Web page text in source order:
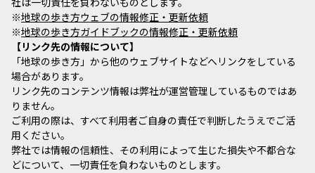
※地球の歩き方ウェブの情報修正・更新依頼
※地球の歩き方ガイドブックの情報修正・更新依頼
リンク先の情報について
「地球の歩き方」から他のウェブサイトなどへリンクをしている
場合があります。
リンク先のコンテンツ情報は弊社が運営管理しているものではあ
りません。
ご利用の際は、すべて利用者ご自身の責任で判断したうえでご活
用ください。
弊社では情報の信頼性、その利用によって生じた損失や不都合な
どについて、一切責任を負わないものとします。